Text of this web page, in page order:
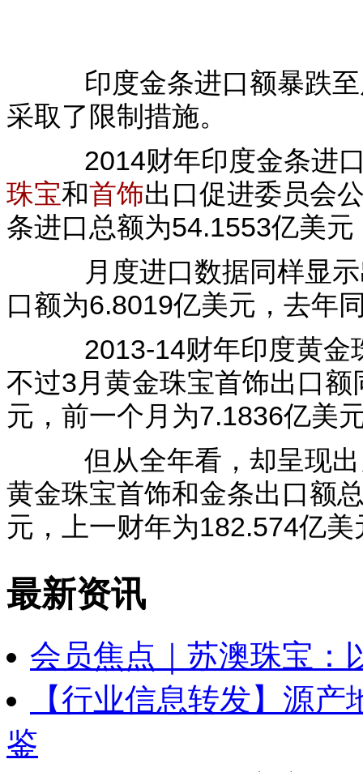
印度金条进口额暴跌至
采取了限制措施。
2014财年印度金条进口
珠宝和首饰出口促进委员会
条进口总额为54.1553亿美
月度进口数据同样显示
口额为6.8019亿美元，去年
2013-14财年印度黄金
不过3月黄金珠宝首饰出口
元，前一个月为7.1836亿美
但从全年看，却呈现出
黄金珠宝首饰和金条出口额
元，上一财年为182.574亿美
最新资讯
会员焦点｜苏澳珠宝：
【行业信息转发】源
鉴